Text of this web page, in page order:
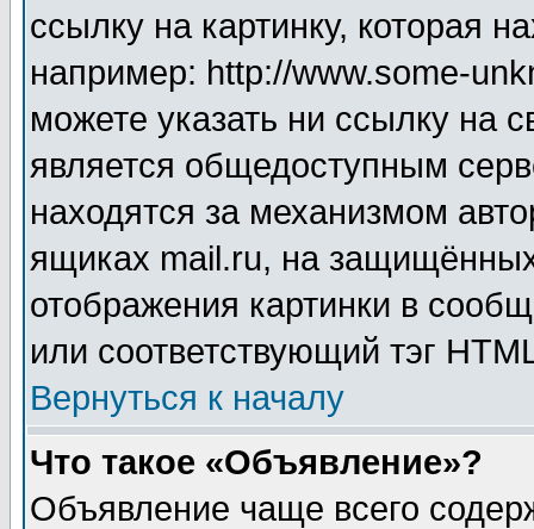
ссылку на картинку, которая
например: http://www.some-
можете указать ни ссылку на
является общедоступным
находятся за механизмом
ящиках mail.ru, на
отображения картинки в
или соответствующий тэг
Вернуться к началу
Что такое «Объявление»?
Объявление чаще всего